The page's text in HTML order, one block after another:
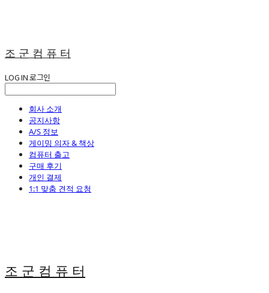
조 군 컴 퓨 터
LOG IN로그인
회사 소개
공지사항
A/S 정보
게이밍 의자 & 책상
컴퓨터 출고
구매 후기
개인 결제
1:1 맞춤 견적 요청
조 군 컴 퓨 터